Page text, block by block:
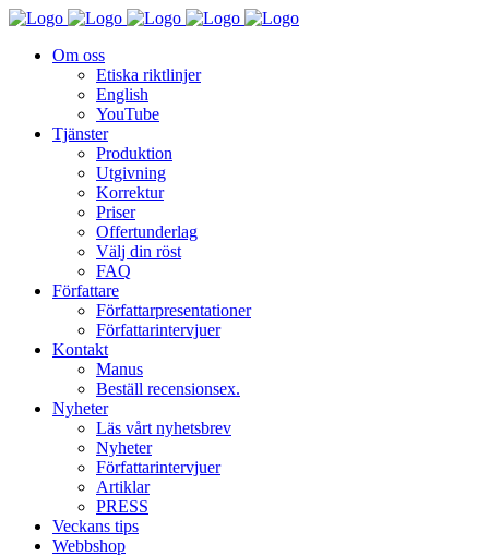
Om oss
Etiska riktlinjer
English
YouTube
Tjänster
Produktion
Utgivning
Korrektur
Priser
Offertunderlag
Välj din röst
FAQ
Författare
Författarpresentationer
Författarintervjuer
Kontakt
Manus
Beställ recensionsex.
Nyheter
Läs vårt nyhetsbrev
Nyheter
Författarintervjuer
Artiklar
PRESS
Veckans tips
Webbshop